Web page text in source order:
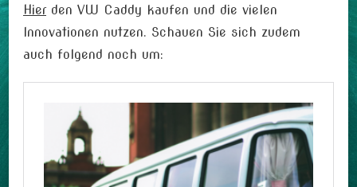
Hierden VW Caddy kaufen und die vielen
Innovationen nutzen. Schauen Sie sich zudem
auch folgend noch um: